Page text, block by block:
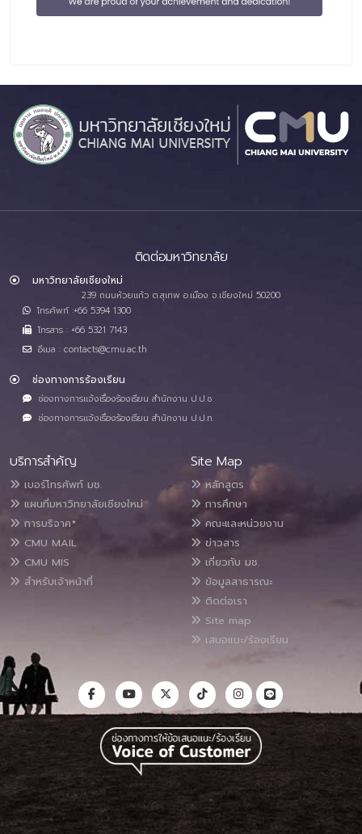
ติดต่อมหาวิทยาลัย
มหาวิทยาลัยเชียงใหม่
239 ถนนห้วยแก้ว ต.สุเทพ อ.เมือง จ.เชียงใหม่ 50200
โทรศัพท์ :+66 5394 1300
โทรสาร : +66 5321 7143
อีเมล : contacts@cmu.ac.th
ช่องทางการร้องเรียน
ช่องทางการแจ้งเรื่องร้องเรียน สำนักงาน ป.ป.ช.
ช่องทางการแจ้งเรื่องร้องเรียน สำนักงาน ป.ป.ท.
บริการสำคัญ
เบอร์โทรศัพท์ มช.
แผนที่มหาวิทยาลัยเชียงใหม่
การบริจาค*
CMU MAIL
CMU MIS
สำหรับเจ้าหน้าที่
Site Map
หลักสูตร
การศึกษา
คณะและหน่วยงาน
ข่าวสาร
เกี่ยวกับ มช.
ข้อมูลสาธารณะ
ติดต่อเรา
Site map
เสนอแนะ/ร้องเรียน